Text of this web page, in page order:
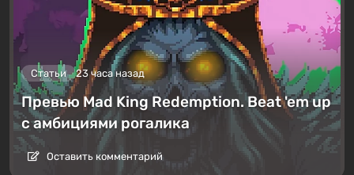
Статьи 23 часа назад
Превью Mad King Redemption. Beat 'em up
с амбициями рогалика
Оставить комментарий